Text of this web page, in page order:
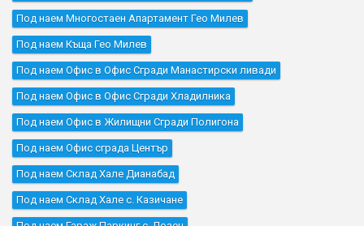
Под наем Многостаен Апартамент Гео Милев
Под наем Къщa Гео Милев
Под наем Офис в Офис Сгради Манастирски ливади
Под наем Офис в Офис Сгради Хладилника
Под наем Офис в Жилищни Сгради Полигона
Под наем Офис сграда Център
Под наем Склад Хале Дианабад
Под наем Склад Хале с. Казичане